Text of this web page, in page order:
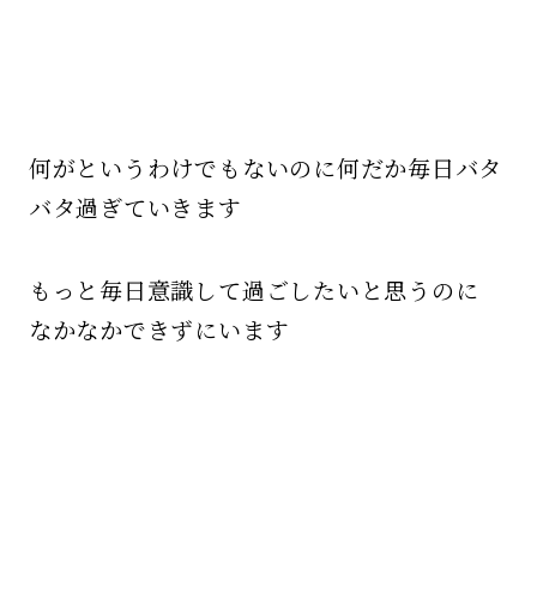
何がというわけでもないのに何だか毎日バタ
バタ過ぎていきます
もっと毎日意識して過ごしたいと思うのに
なかなかできずにいます